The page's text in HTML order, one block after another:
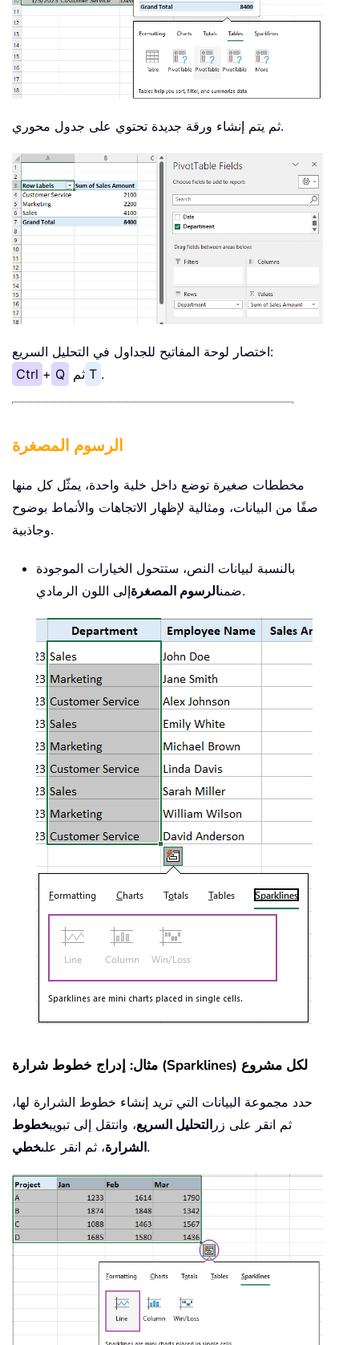
ثم يتم إنشاء ورقة جديدة تحتوي على جدول محوري.
اختصار لوحة المفاتيح للجداول في التحليل السريع:
Ctrl + Q ثم T .
الرسوم المصغرة
مخططات صغيرة توضع داخل خلية واحدة، يمثّل كل منها
صفًا من البيانات، ومثالية لإظهار الاتجاهات والأنماط بوضوح
وجاذبية.
بالنسبة لبيانات النص، ستتحول الخيارات الموجودة
ضمنالرسوم المصغرة إلى اللون الرمادي.
مثال: إدراج خطوط شرارة (Sparklines) لكل مشروع
حدد مجموعة البيانات التي تريد إنشاء خطوط الشرارة لها،
ثم انقر على زر التحليل السريع، وانتقل إلى تبويبخطوط
الشرارة، ثم انقر علىخطي .